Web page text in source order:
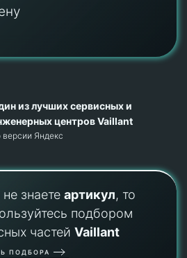
из лучших сервисных и
центров Vaillant
версии Яндекс
знаете артикул, то
подбором
частей Vaillant
ПОДБОРА